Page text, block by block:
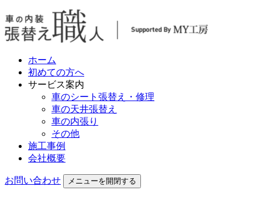
ホーム
初めての方へ
サービス案内
車のシート張替え・修理
車の天井張替え
車の内張り
その他
施工事例
会社概要
お問い合わせ メニューを開閉する